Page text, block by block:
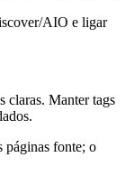
AIO e ligar
claras. Manter tags
páginas fonte; o